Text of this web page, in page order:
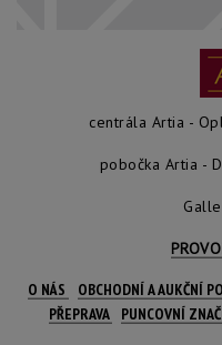
centrála Artia -
pobočka Artia -
O NÁS OBCHODNÍ A AUKČNÍ
PŘEPRAVA
PUNCOVNÍ